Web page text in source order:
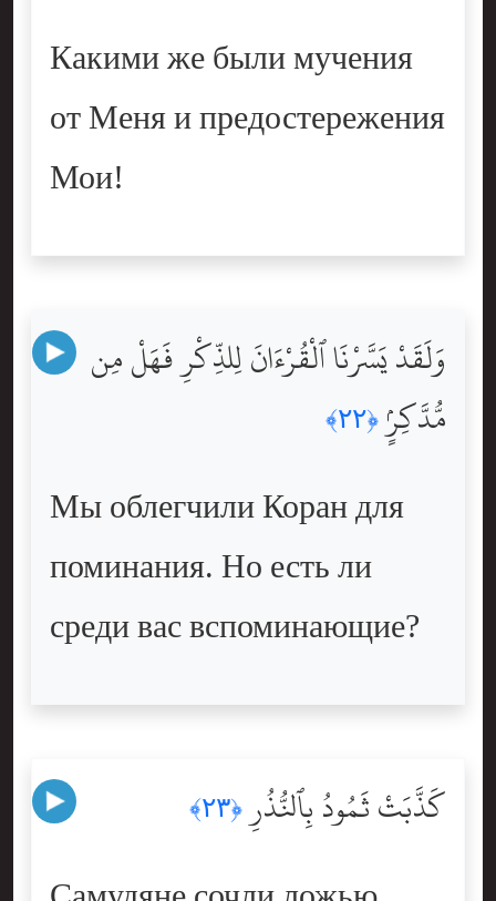
Какими же были мучения
от Меня и предостережения
Мои!
وَلَقَدْ يَسَّرْنَا ٱلْقُرْءَانَ لِلذِّكْرِ فَهَلْ مِن
مُّدَّكِرٍۢ﴿٢٢﴾
Мы облегчили Коран для
поминания. Но есть ли
среди вас вспоминающие?
كَذَّبَتْ ثَمُودُ بِٱلنُّذُرِ ﴿٢٣﴾